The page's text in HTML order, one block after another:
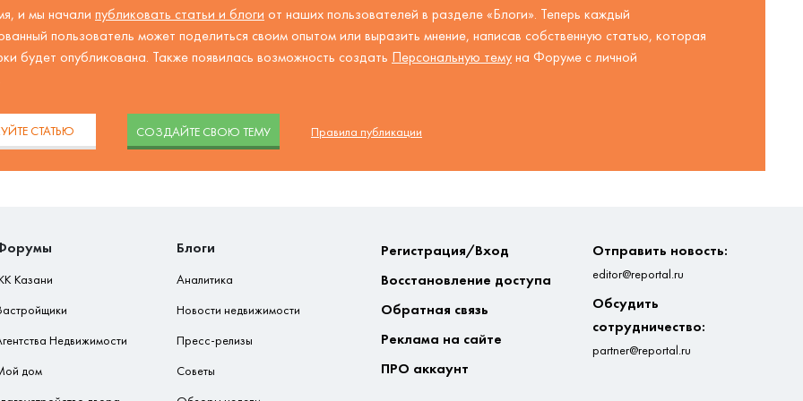
и мы начали публиковать статьи и блоги от наших пользователей в разделе «Блоги». Теперь каждый
пользователь может поделиться своим опытом или выразить мнение, написав собственную статью, которая
будет опубликована. Также появилась возможность создать Персональную тему на Форуме с личной
СТАТЬЮ CОЗДАЙТЕ СВОЮ ТЕМУ Правила публикации
Казани
Недвижимости
дом
Блоги
Аналитика
Новости недвижимости
Пресс-релизы
Советы
Регистрация/Вход
Восстановление доступа
Обратная связь
Реклама на сайте
ПРО аккаунт
Отправить новость:
editor@reportal.ru
Обсудить
сотрудничество:
partner@reportal.ru